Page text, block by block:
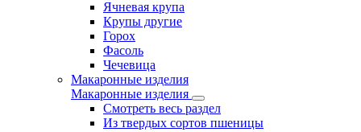
Ячневая крупа
Крупы другие
Горох
Фасоль
Чечевица
Макаронные изделия
Макаронные изделия
Смотреть весь раздел
Из твердых сортов пшеницы